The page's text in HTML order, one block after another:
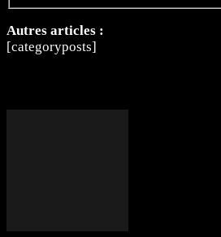
Autres articles :
[categoryposts]